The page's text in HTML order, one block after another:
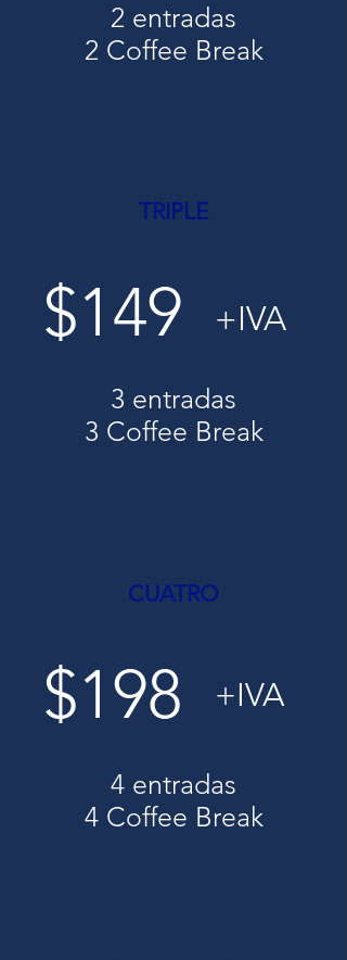
2 entradas
2 Coffee Break
TRIPLE
$149 +IVA
3 entradas
3 Coffee Break
CUATRO
$198 +IVA
4 entradas
4 Coffee Break